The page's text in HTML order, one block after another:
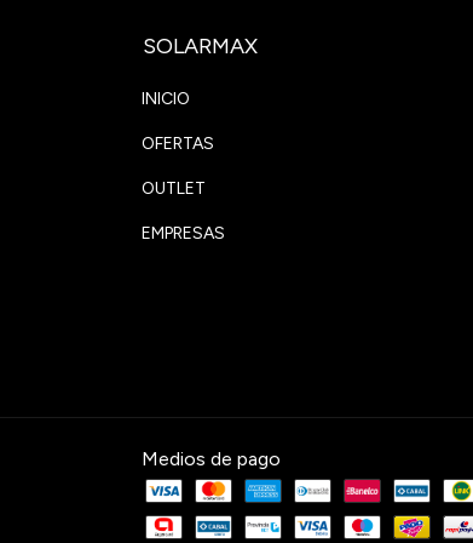
SOLARMAX
INICIO
OFERTAS
OUTLET
EMPRESAS
Medios de pago